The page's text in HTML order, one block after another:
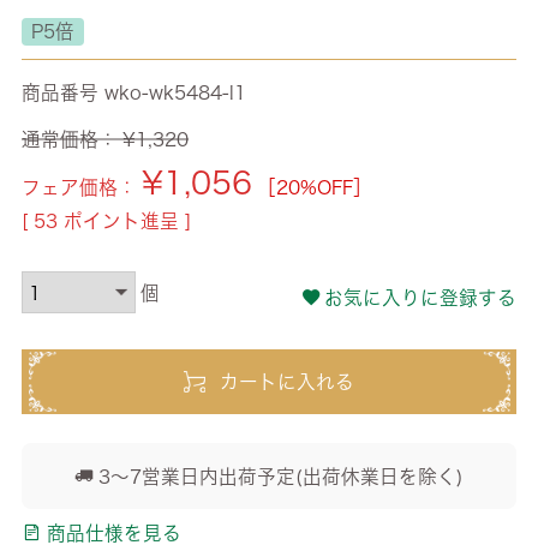
P5倍
商品番号 wko-wk5484-l1
通常価格： ¥1,320
フェア価格： ¥1,056
［20%OFF］
[ 53 ポイント進呈 ]
お気に入りに登録する
カートに入れる
3～7営業日内出荷予定(出荷休業日を除く)
商品仕様を見る